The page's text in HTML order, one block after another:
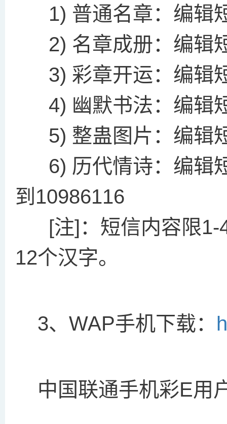
1) 普通名章：编辑短
2) 名章成册：编辑短
3) 彩章开运：编辑短
4) 幽默书法：编辑短
5) 整蛊图片：编辑短
6) 历代情诗：编辑短
到10986116
[注]：短信内容限1-4
12个汉字。
3、WAP手机下载：
中国联通手机彩E用